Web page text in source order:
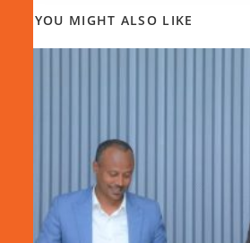
YOU MIGHT ALSO LIKE